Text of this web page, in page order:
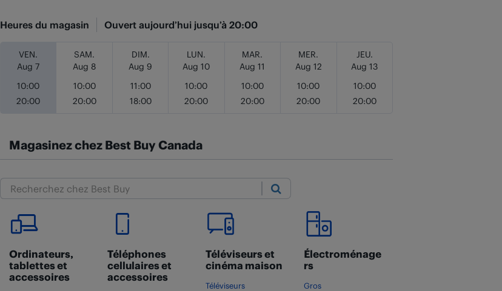
Heures du magasin Ouvert aujourd’hui jusqu’à 20:00
Jour de la semaine Heures
VEN.
Aug 7
10:00
20:00
SAM.
Aug 8
10:00
20:00
DIM.
Aug 9
11:00
18:00
LUN.
Aug 10
10:00
20:00
MAR.
Aug 11
10:00
20:00
MER.
Aug 12
10:00
20:00
JEU.
Aug 13
10:00
20:00
Magasinez chez Best Buy Canada
Submit
Ordinateurs,
tablettes et
accessoires
Téléphones
cellulaires et
accessoires
Téléviseurs et
cinéma maison
Téléviseurs
Électroménage
rs
Gros